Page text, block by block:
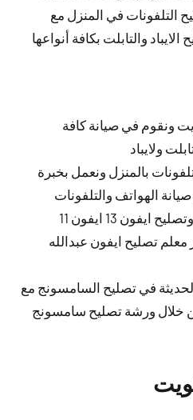
التلفونات في المنزل مع
والتابلت بكافة أنواعها
ونقوم في صيانة كافة
ولايباد
بالمنزل ونعمل بخبرة
الهواتف والتلفونات
نقوم في تصليح الايفون وتصليح ايفون 13 ايفون 11
عبر معلم تصليح ايفون عبدالله
في تصليح السامسونج مع
خلال ورشة تصليح سامسونج